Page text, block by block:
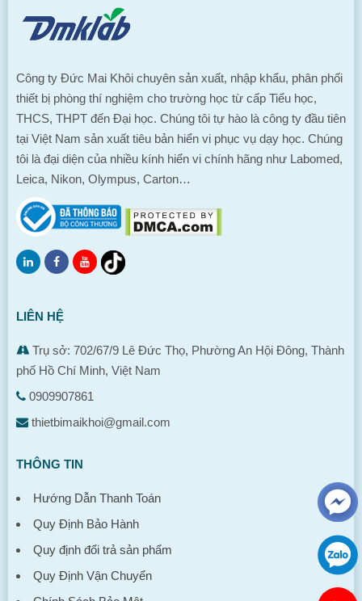
Công ty Đức Mai Khôi chuyên sản xuất, nhập khẩu, phân phối
thiết bị phòng thí nghiệm cho trường học từ cấp Tiểu học,
THCS, THPT đến Đại học. Chúng tôi tự hào là công ty đầu tiên
tại Việt Nam sản xuất tiêu bản hiển vi phục vụ dạy học. Chúng
tôi là đại diện của nhiều kính hiển vi chính hãng như Labomed,
Leica, Nikon, Olympus, Carton…
LIÊN HỆ
Trụ sở: 702/67/9 Lê Đức Thọ, Phường An Hội Đông, Thành
phố Hồ Chí Minh, Việt Nam
0909907861
thietbimaikhoi@gmail.com
THÔNG TIN
Hướng Dẫn Thanh Toán
Quy Định Bảo Hành
Quy định đổi trả sản phẩm
Quy Định Vận Chuyển